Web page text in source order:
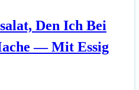
Den Ich Bei
— Mit Essig